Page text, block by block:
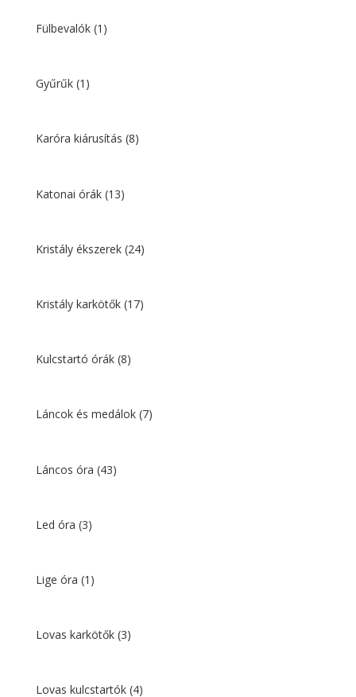
Fülbevalók (1)
Gyűrűk (1)
Karóra kiárusítás (8)
Katonai órák (13)
Kristály ékszerek (24)
Kristály karkötők (17)
Kulcstartó órák (8)
Láncok és medálok (7)
Láncos óra (43)
Led óra (3)
Lige óra (1)
Lovas karkötők (3)
Lovas kulcstartók (4)